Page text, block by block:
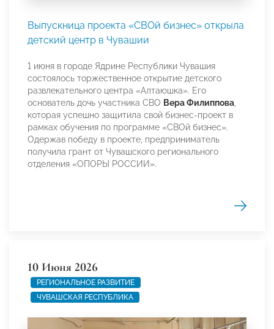
Выпускница проекта «СВОй бизнес» открыла
детский центр в Чувашии
1 июня в городе Ядрине Республики Чувашия
состоялось торжественное открытие детского
развлекательного центра «Алтаюшка». Его
основатель дочь участника СВО Вера Филиппова,
которая успешно защитила свой бизнес-проект в
рамках обучения по программе «СВОй бизнес».
Одержав победу в проекте, предприниматель
получила грант от Чувашского регионального
отделения «ОПОРЫ РОССИИ».
10 Июня 2026
РЕГИОНАЛЬНОЕ РАЗВИТИЕ
ЧУВАШСКАЯ РЕСПУБЛИКА